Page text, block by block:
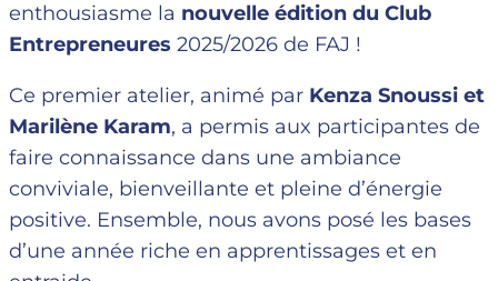
enthousiasme la nouvelle édition du Club
Entrepreneures 2025/2026 de FAJ !
Ce premier atelier, animé par Kenza Snoussi et
Marilène Karam, a permis aux participantes de
faire connaissance dans une ambiance
conviviale, bienveillante et pleine d’énergie
positive. Ensemble, nous avons posé les bases
d’une année riche en apprentissages et en